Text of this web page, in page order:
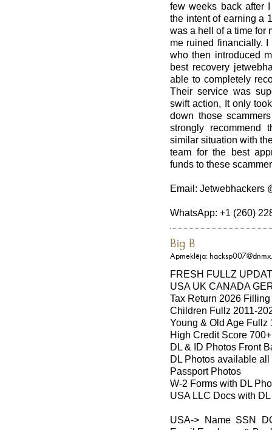
few weeks back after
the intent of earning a
was a hell of a time for
me ruined financially.
who then introduced
best recovery
able to completely
Their service was
swift action, It only
down those
strongly recommend
similar situation with
team for the best
funds to these
Email: Jetwebhackers
WhatsApp: +1 (260)
Big B
Apmeklēja:
FRESH FULLZ
USA UK CANADA
Tax Return 2026
Children Fullz 2011-
Young & Old Age Fullz
High Credit Score
DL & ID Photos Front
DL Photos available
Passport Photos
W-2 Forms with DL
USA LLC Docs with
USA-> Name SSN